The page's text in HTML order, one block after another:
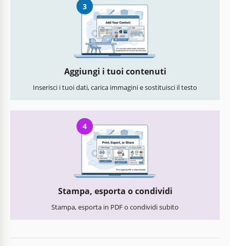
3
Aggiungi i tuoi contenuti
Inserisci i tuoi dati, carica immagini e sostituisci il testo
4
Stampa, esporta o condividi
Stampa, esporta in PDF o condividi subito